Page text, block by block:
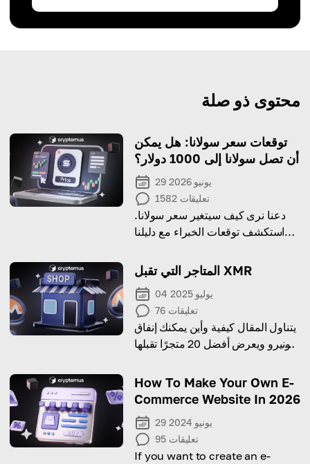
محتوى ذو صلة
توقعات سعر سولانا: هل يمكن
أن تصل سولانا إلى 1000 دولار؟
29 يونيو 2026
1582 تعليقات
دعنا نرى كيف سيتغير سعر سولانا.
استكشف توقعات الخبراء مع دليلنا
المتاجر التي تقبل XMR
04 يوليو 2025
76 تعليقات
يتناول المقال كيفية وأين يمكنك إنفاق
مونيرو ويعرض أفضل 20 متجرًا تقبلها
How To Make Your Own E-
Commerce Website In 2026
29 يونيو 2024
95 تعليقات
If you want to create an e-